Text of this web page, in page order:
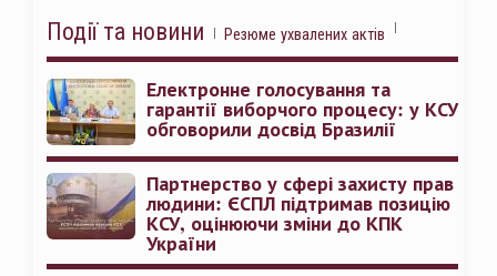
Події та новини Резюме ухвалених актів
Електронне голосування та
гарантії виборчого процесу: у КСУ
обговорили досвід Бразилії
Партнерство у сфері захисту прав
людини: ЄСПЛ підтримав позицію
КСУ, оцінюючи зміни до КПК
України